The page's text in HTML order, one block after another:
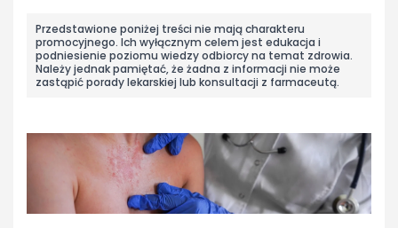
Przedstawione poniżej treści nie mają charakteru
promocyjnego. Ich wyłącznym celem jest edukacja i
podniesienie poziomu wiedzy odbiorcy na temat zdrowia.
Należy jednak pamiętać, że żadna z informacji nie może
zastąpić porady lekarskiej lub konsultacji z farmaceutą.